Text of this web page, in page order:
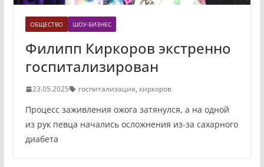
ОБЩЕСТВО ШОУ-БИЗНЕС
Филипп Киркоров экстренно
госпитализирован
23.05.2025 госпитализация, киркоров
Процесс заживления ожога затянулся, а на одной
из рук певца начались осложнения из-за сахарного
диабета